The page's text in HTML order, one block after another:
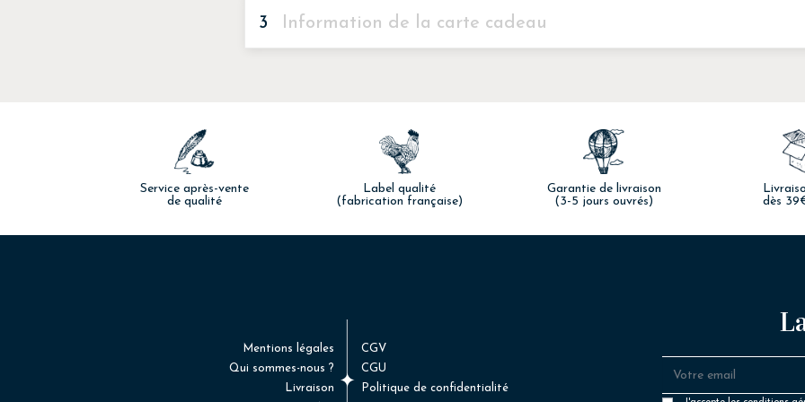
Agrandir l'image
3 Information de la carte cadeau
Montant
(200caractères restants)
Service après-vente
de qualité
Label qualité
(fabrication française)
Garantie de livraison
(3-5 jours ouvrés)
dès
Mentions légales
Qui sommes-nous ?
Livraison
CGV
CGU
Politique de confidentialité